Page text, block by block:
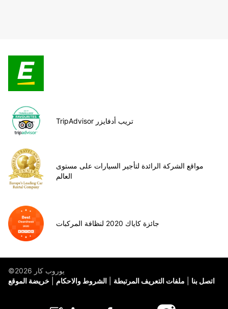
TripAdvisor تريب أدفايزر
مواقع الشركة الرائدة لتأجير السيارات على مستوى
العالم
جائزة كاياك 2020 لنظافة المركبات
©يوروب كار 2026
خريضة الموقع
الشروط والاحكام ملفات التعريف المرتبطة اتصل بنا